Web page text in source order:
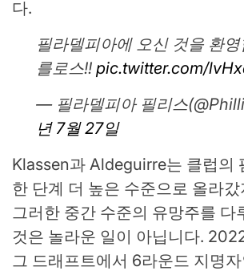
다.
필라델피아에 오신 것을 환
를로스!! pic.twitter.com/
— 필라델피아 필리스
년 7월 27일
Klassen과 Aldeguirre는 클럽의
한 단계 더 높은 수준으로 올라
그러한 중간 수준의 유망주를 다
것은 놀라운 일이 아닙니다.
그 드래프트에서 6라운드 지명